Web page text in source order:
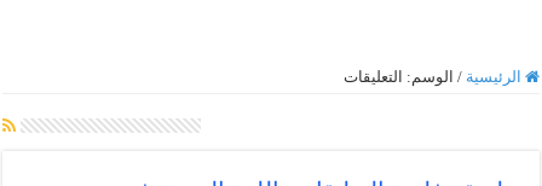
الرئيسية / الوسم: التعليقات